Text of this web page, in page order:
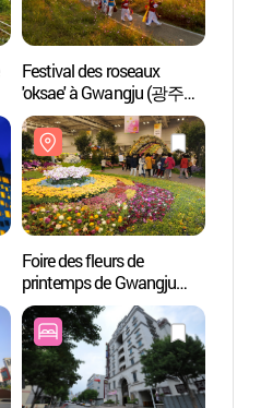
Festival des roseaux
'oksae' à Gwangju (광주
서창 억새축제)
Foire des fleurs de
printemps de Gwangju
(광주봄꽃박람회)